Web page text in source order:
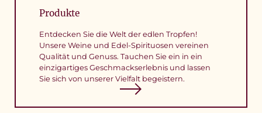
Produkte
Entdecken Sie die Welt der edlen Tropfen!
Unsere Weine und Edel-Spirituosen vereinen
Qualität und Genuss. Tauchen Sie ein in ein
einzigartiges Geschmackserlebnis und lassen
Sie sich von unserer Vielfalt begeistern.